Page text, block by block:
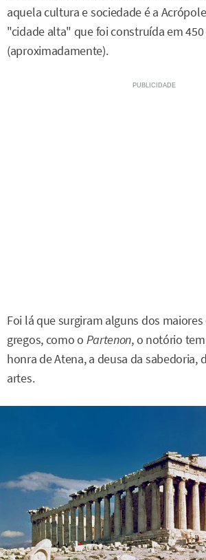
aquela cultura e sociedade é a
"cidade alta" que foi construída em 450
(aproximadamente).
Foi lá que surgiram alguns dos
gregos, como o Partenon, o notório
honra de Atena, a deusa da sabedoria,
artes.